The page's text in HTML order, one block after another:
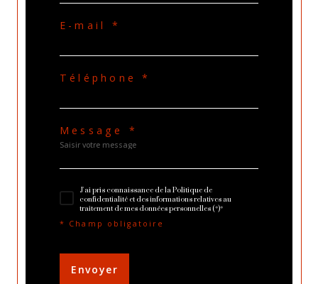
E-mail *
Téléphone *
Message *
J'ai pris connaissance de la Politique de
confidentialité et des informations relatives au
traitement de mes données personnelles (*)*
* Champ obligatoire
Envoyer